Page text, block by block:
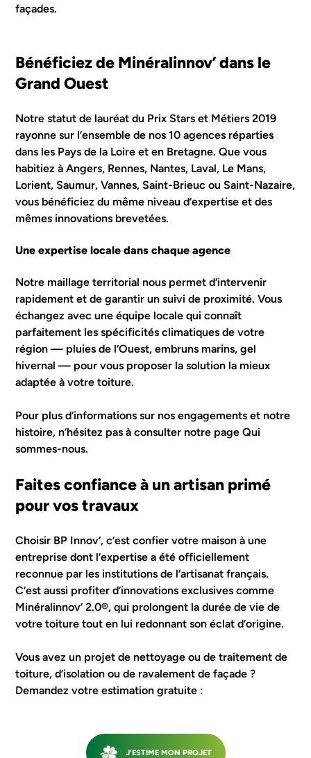
façades.
Bénéficiez de Minéralinnov’ dans le
Grand Ouest
Notre statut de lauréat du Prix Stars et Métiers 2019
rayonne sur l’ensemble de nos 10 agences réparties
dans les Pays de la Loire et en Bretagne. Que vous
habitiez à Angers, Rennes, Nantes, Laval, Le Mans,
Lorient, Saumur, Vannes, Saint-Brieuc ou Saint-Nazaire,
vous bénéficiez du même niveau d’expertise et des
mêmes innovations brevetées.
Une expertise locale dans chaque agence
Notre maillage territorial nous permet d’intervenir
rapidement et de garantir un suivi de proximité. Vous
échangez avec une équipe locale qui connaît
parfaitement les spécificités climatiques de votre
région — pluies de l’Ouest, embruns marins, gel
hivernal — pour vous proposer la solution la mieux
adaptée à votre toiture.
Pour plus d’informations sur nos engagements et notre
histoire, n’hésitez pas à consulter notre pageQui
sommes-nous.
Faites confiance à un artisan primé
pour vos travaux
Choisir BP Innov’, c’est confier votre maison à une
entreprise dont l’expertise a été officiellement
reconnue par les institutions de l’artisanat français.
C’est aussi profiter d’innovations exclusives comme
Minéralinnov’ 2.0®, qui prolongent la durée de vie de
votre toiture tout en lui redonnant son éclat d’origine.
Vous avez un projet de nettoyage ou de traitement de
toiture, d’isolation ou de ravalement de façade ?
Demandez votre estimation gratuite :
J'ESTIME MON PROJET